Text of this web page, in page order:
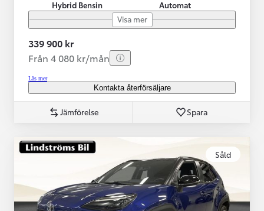
Hybrid Bensin
Automat
Visa mer
339 900 kr
Från 4 080 kr/mån
Läs mer
Kontakta återförsäljare
Jämförelse Spara
Såld